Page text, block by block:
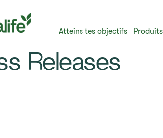
Atteins tes objectifs Produits
Releases